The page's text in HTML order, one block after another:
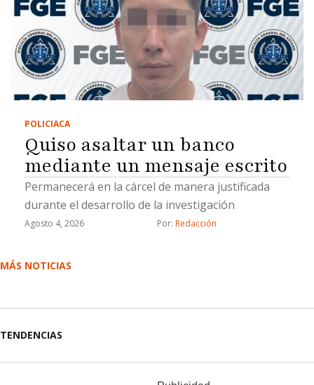
POLICIACA
Quiso asaltar un banco
mediante un mensaje escrito
Permanecerá en la cárcel de manera justificada
durante el desarrollo de la investigación
Agosto 4, 2026 Por: Redacción
MÁS NOTICIAS
TENDENCIAS